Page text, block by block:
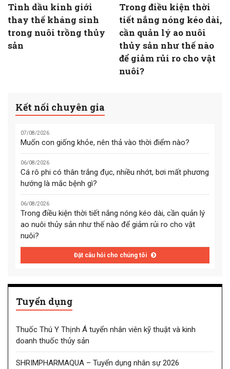
Tinh dầu kinh giới
thay thế kháng sinh
trong nuôi trồng thủy
sản
Trong điều kiện thời
tiết nắng nóng kéo dài,
cần quản lý ao nuôi
thủy sản như thế nào
để giảm rủi ro cho vật
nuôi?
Kết nối chuyên gia
07/08/2026
Muốn con giống khỏe, nên thả vào thời điểm nào?
06/08/2026
Cá rô phi có thân trắng đục, nhiều nhớt, bơi mất phương
hướng là mắc bệnh gì?
06/08/2026
Trong điều kiện thời tiết nắng nóng kéo dài, cần quản lý
ao nuôi thủy sản như thế nào để giảm rủi ro cho vật
nuôi?
Đặt câu hỏi cho chúng tôi
Tuyển dụng
Thuốc Thú Y Thịnh Á tuyển nhân viên kỹ thuật và kinh
doanh thuốc thủy sản
SHRIMPHARMAQUA – Tuyển dụng nhân sự 2026